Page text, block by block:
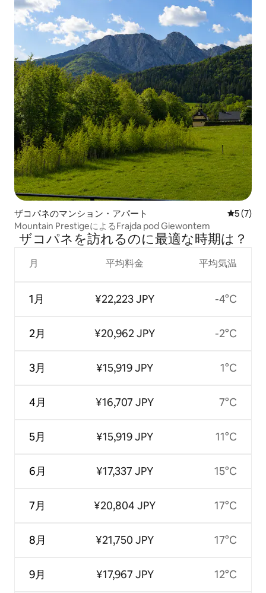
ザコパネのマンション・アパート レビュー
5 (7)
Mountain PrestigeによるFrajda pod Giewontem
ザコパネを訪⁠れ⁠るの⁠に最⁠適⁠な時⁠期⁠は⁠？
月
1月
2月
3月
4月
5月
6月
7月
8月
9月
平均料金
¥22,223 JPY
¥20,962 JPY
¥15,919 JPY
¥16,707 JPY
¥15,919 JPY
¥17,337 JPY
¥20,804 JPY
¥21,750 JPY
¥17,967 JPY
平均気温
-4°C
-2°C
1°C
7°C
11°C
15°C
17°C
17°C
12°C